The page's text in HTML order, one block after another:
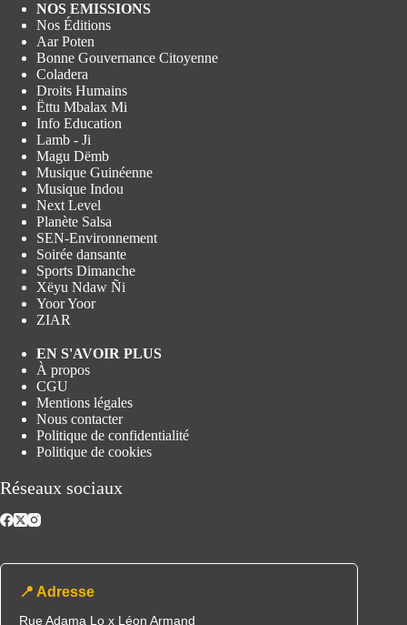
NOS EMISSIONS
Nos Éditions
Aar Poten
Bonne Gouvernance Citoyenne
Coladera
Droits Humains
Ëttu Mbalax Mi
Info Education
Lamb - Ji
Magu Dëmb
Musique Guinéenne
Musique Indou
Next Level
Planète Salsa
SEN-Environnement
Soirée dansante
Sports Dimanche
Xëyu Ndaw Ñi
Yoor Yoor
ZIAR
EN S'AVOIR PLUS
À propos
CGU
Mentions légales
Nous contacter
Politique de confidentialité
Politique de cookies
Réseaux sociaux
📍 Adresse
Rue Adama Lo x Léon Armand